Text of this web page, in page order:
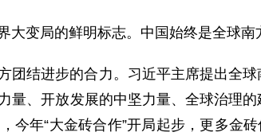
大变局的鲜明标志。中国始终是全球南
团结进步的合力。习近平主席提出全
量、开放发展的中坚力量、全球治理
今年“大金砖合作”开局起步，更多金